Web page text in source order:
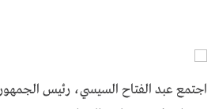
اجتمع عبد الفتاح السيسي، رئيس